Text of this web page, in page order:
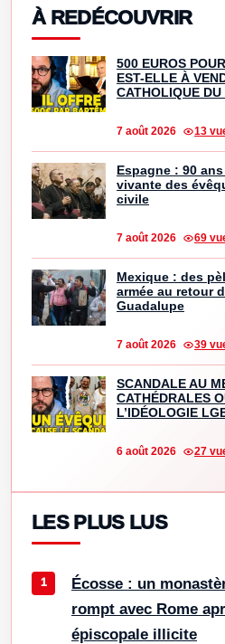
À REDÉCOUVRIR
500 EUROS
EST-ELLE À
CATHOLIQUE DU
7 août 2026 13
Espagne : 90
vivante des
civile
7 août 2026 69
Mexique : des
armée au retour
Guadalupe
7 août 2026 39
SCANDALE AU
CATHÉDRALES
L’IDÉOLOGIE
6 août 2026 27
LES PLUS LUS
Écosse : un
rompt avec Rome
épiscopale illicite